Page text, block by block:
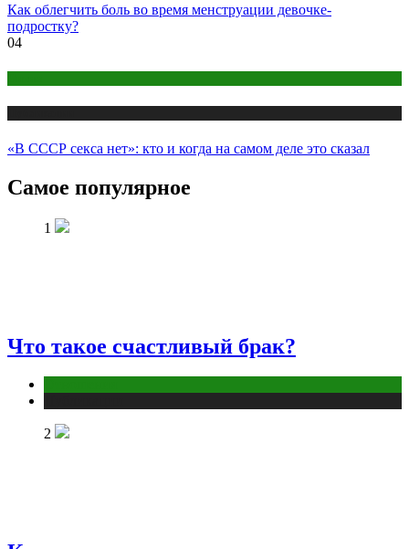
Как облегчить боль во время менструации девочке-
подростку?
04
«В СССР секса нет»: кто и когда на самом деле это сказал
Самое популярное
1
Что такое счастливый брак?
2